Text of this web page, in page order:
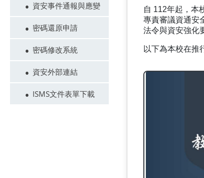
資安事件通報與應變
密碼還原申請
密碼修改系統
資安外部連結
ISMS文件表單下載
自 112年起，本
專責審議資通安
法令與資安強化
以下為本校在推